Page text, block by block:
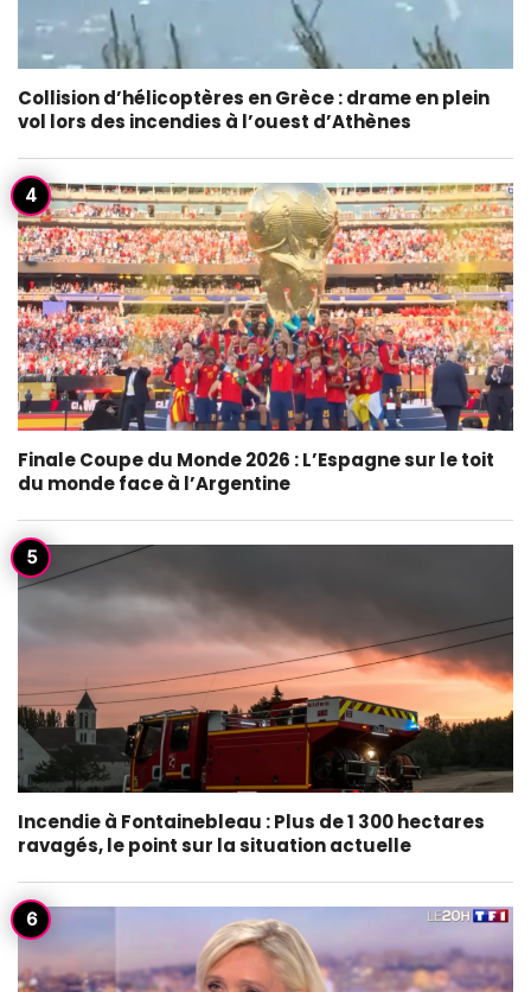
Collision d’hélicoptères en Grèce : drame en plein
vol lors des incendies à l’ouest d’Athènes
Finale Coupe du Monde 2026 : L’Espagne sur le toit
du monde face à l’Argentine
Incendie à Fontainebleau : Plus de 1 300 hectares
ravagés, le point sur la situation actuelle